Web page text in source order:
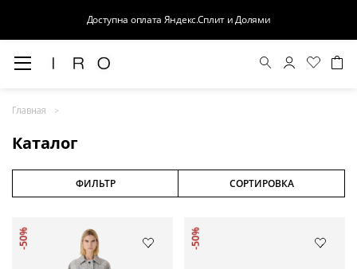
Доступна оплата Яндекс.Сплит и Долями
Главная
Каталог
ФИЛЬТР СОРТИРОВКА
-50% -50%